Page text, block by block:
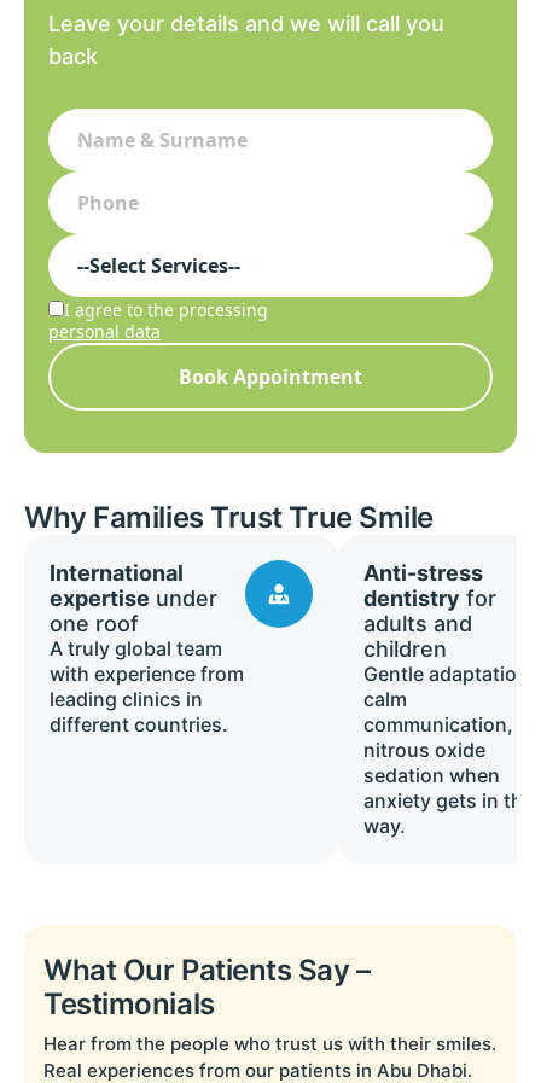
Leave your details and we will call you
back
I agree to the processing
personal data
Book Appointment
Why Families Trust True Smile
International
expertise under
one roof
A truly global team
with experience from
leading clinics in
different countries.
Anti-stress
dentistry for
adults and
children
Gentle adaptation,
calm
communication,
nitrous oxide
sedation when
anxiety gets in the
way.
What Our Patients Say –
Testimonials
Hear from the people who trust us with their smiles.
Real experiences from our patients in Abu Dhabi.